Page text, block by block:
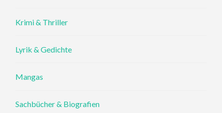
Krimi & Thriller
Lyrik & Gedichte
Mangas
Sachbücher & Biografien